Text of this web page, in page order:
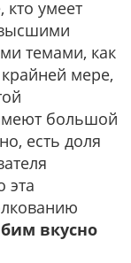
кто умеет
высшими
темами, как
мере,
большой
есть доля
эта
вкусно